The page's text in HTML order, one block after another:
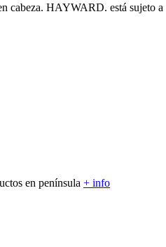
cabeza. HAYWARD. está sujeto
en península + info